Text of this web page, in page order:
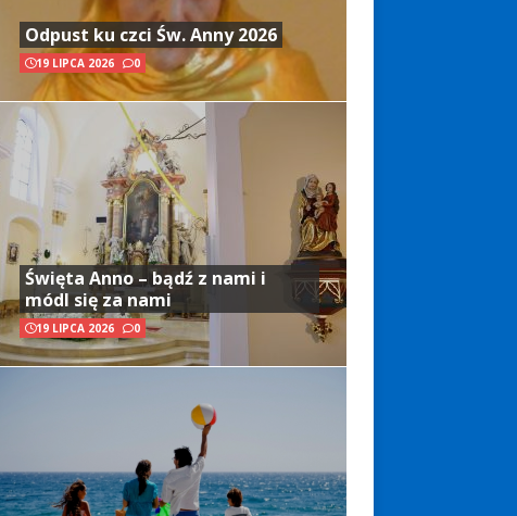
Odpust ku czci Św. Anny 2026
19 LIPCA 2026 0
Święta Anno – bądź z nami i
módl się za nami
19 LIPCA 2026 0